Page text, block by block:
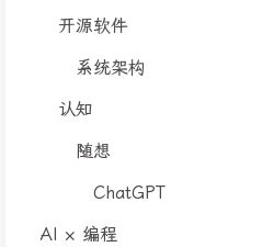
开源软件
系统架构
认知
随想
ChatGPT
AI × 编程